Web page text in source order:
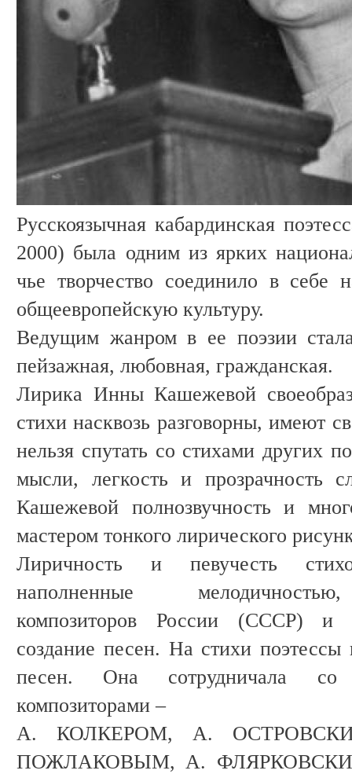
Русскоязычная кабардинская
2000) была одним из ярких
чье творчество соединило в себе
общеевропейскую культуру.
Ведущим жанром в ее поэзии
пейзажная, любовная, гражданская.
Лирика Инны Кашежевой
стихи насквозь разговорны, имеют
нельзя спутать со стихами других
мысли, легкость и прозрачность
Кашежевой полнозвучность и
мастером тонкого лирического
Лиричность и певучесть
наполненные
композиторов России (СССР) и
создание песен. На стихи
песен. Она сотрудничала со
композиторами –
А. КОЛКЕРОМ, А.
ПОЖЛАКОВЫМ, А.